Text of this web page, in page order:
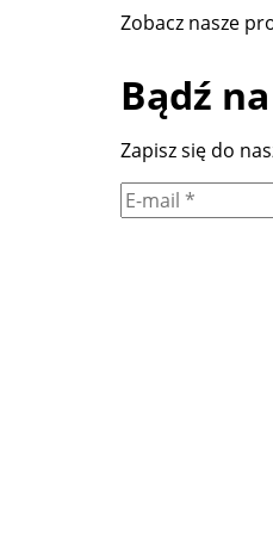
Zobacz nasze
Bądź
Zapisz się do